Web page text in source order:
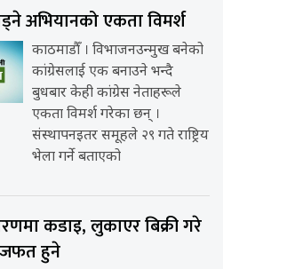
अभियानको एकता विमर्श
काठमाडौँ । विभाजनउन्मुख बनेको
कांग्रेसलाई एक बनाउने भन्दै
बुधबार केही कांग्रेस नेताहरूले
एकता विमर्श गरेका छन् ।
संस्थापनइतर समूहले २९ गते राष्ट्रिय
भेला गर्ने बताएको
कडाइ, लुकाएर बिक्री गरे
जफत हुने